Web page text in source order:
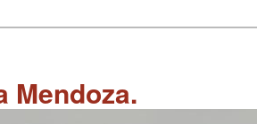
Mendoza.